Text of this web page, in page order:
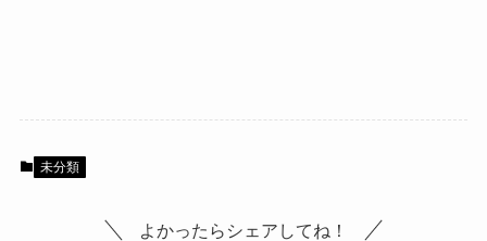
未分類
よかったらシェアしてね！